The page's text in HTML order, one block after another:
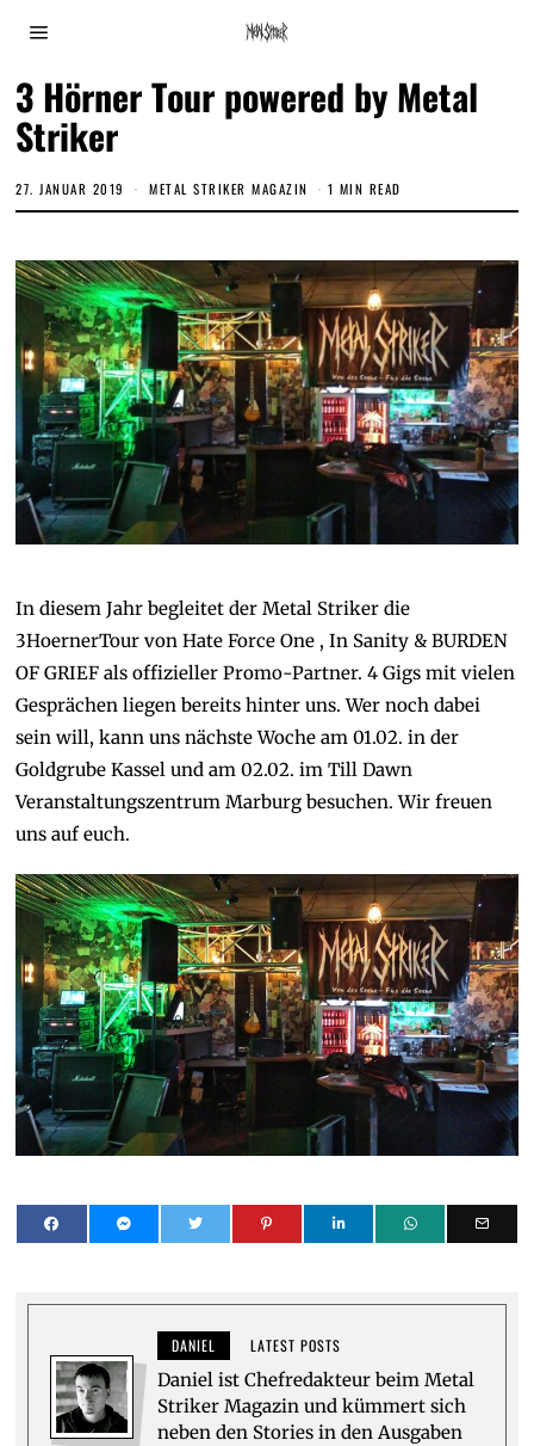
3 Hörner Tour powered by Metal
Striker
27. JANUAR 2019
.
Z
E
M
B
E
R
2
0
2
0
METAL STRIKER MAGAZIN 1 MIN READ
In diesem Jahr begleitet der Metal Striker die
3HoernerTour von Hate Force One , In Sanity & BURDEN
OF GRIEF als offizieller Promo-Partner. 4 Gigs mit vielen
Gesprächen liegen bereits hinter uns. Wer noch dabei
sein will, kann uns nächste Woche am 01.02. in der
Goldgrube Kassel und am 02.02. im Till Dawn
Veranstaltungszentrum Marburg besuchen. Wir freuen
uns auf euch.
DANIEL LATEST POSTS
Daniel ist Chefredakteur beim Metal
Striker Magazin und kümmert sich
neben den Stories in den Ausgaben